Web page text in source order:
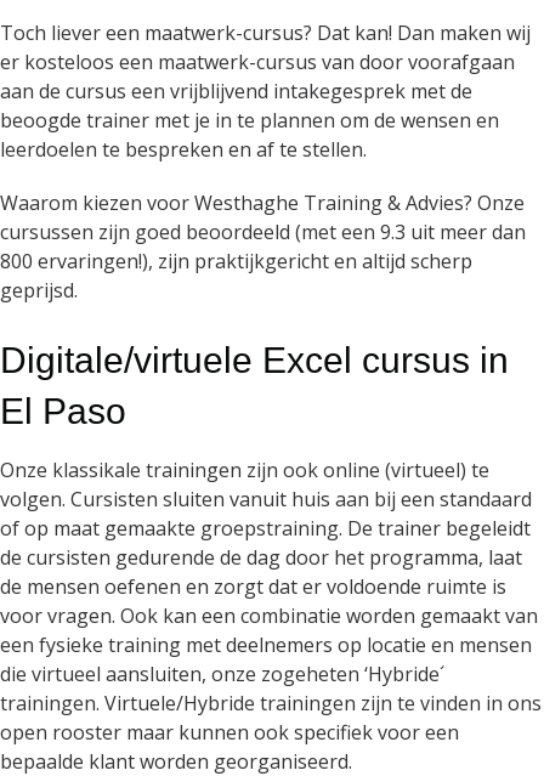
Toch liever een maatwerk-cursus? Dat kan! Dan maken wij
er kosteloos een maatwerk-cursus van door voorafgaan
aan de cursus een vrijblijvend intakegesprek met de
beoogde trainer met je in te plannen om de wensen en
leerdoelen te bespreken en af te stellen.
Waarom kiezen voor Westhaghe Training & Advies? Onze
cursussen zijn goed beoordeeld (met een 9.3 uit meer dan
800 ervaringen!), zijn praktijkgericht en altijd scherp
geprijsd.
Digitale/virtuele Excel cursus in
El Paso
Onze klassikale trainingen zijn ook online (virtueel) te
volgen. Cursisten sluiten vanuit huis aan bij een standaard
of op maat gemaakte groepstraining. De trainer begeleidt
de cursisten gedurende de dag door het programma, laat
de mensen oefenen en zorgt dat er voldoende ruimte is
voor vragen. Ook kan een combinatie worden gemaakt van
een fysieke training met deelnemers op locatie en mensen
die virtueel aansluiten, onze zogeheten ‘Hybride´
trainingen. Virtuele/Hybride trainingen zijn te vinden in ons
open rooster maar kunnen ook specifiek voor een
bepaalde klant worden georganiseerd.